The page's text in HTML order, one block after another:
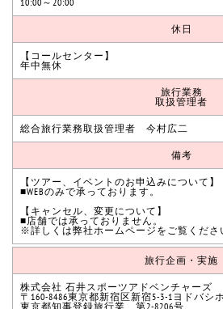
休日
【コールセンター】
年中無休
旅行業務
取扱管理者
総合旅行業務取扱管理者 今村広二
備考
【ツアー、イベントのお申込みについて】
■WEBのみで承っております。
【キャンセル、変更について】
■店舗では承っておりません。
※詳しくは弊社ホームページをご覧くださ
旅行企画・実施
株式会社 石井スポーツアドベンチャーズ
〒160-8486東京都新宿区新宿5-3-1ヨドバ
東京都知事登録旅行業 第2-8206号